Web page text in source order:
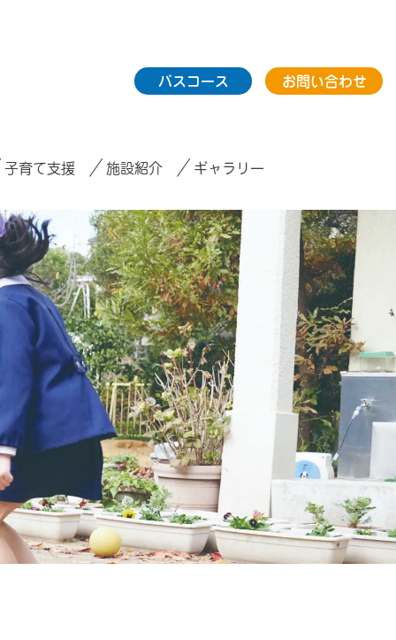
バスコース お問い合わせ
子育て支援 施設紹介 ギャラリー